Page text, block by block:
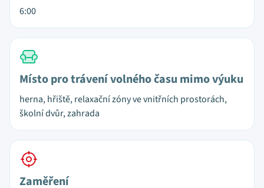
6:00
Místo pro trávení volného času mimo výuku
herna, hřiště, relaxační zóny ve vnitřních prostorách,
školní dvůr, zahrada
Zaměření